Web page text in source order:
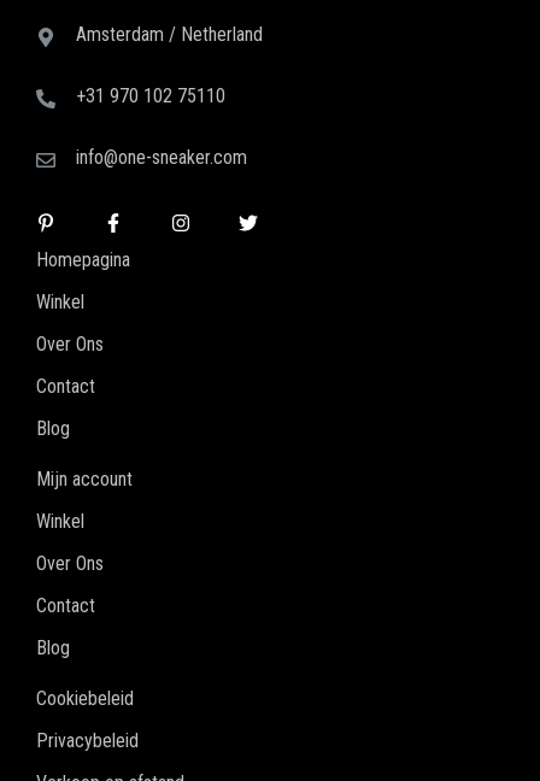
Amsterdam / Netherland
+31 970 102 75110
info@one-sneaker.com
Homepagina
Winkel
Over Ons
Contact
Blog
Mijn account
Winkel
Over Ons
Contact
Blog
Cookiebeleid
Privacybeleid